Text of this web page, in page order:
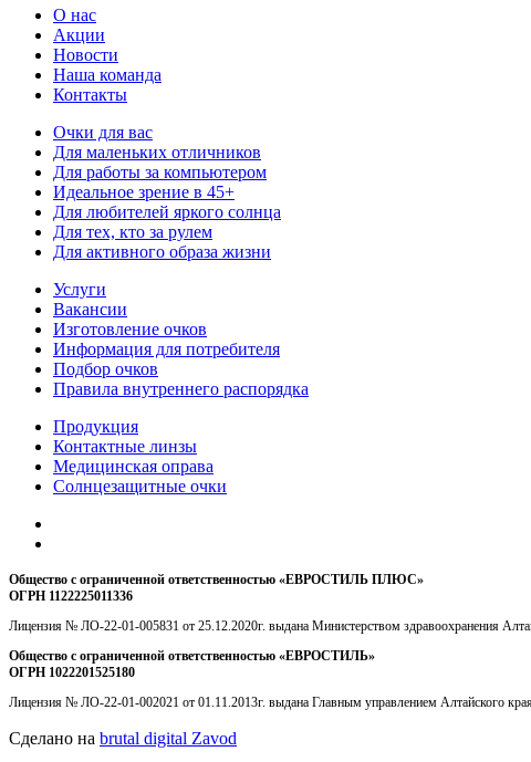
О нас
Акции
Новости
Наша команда
Контакты
Очки для вас
Для маленьких отличников
Для работы за компьютером
Идеальное зрение в 45+
Для любителей яркого солнца
Для тех, кто за рулем
Для активного образа жизни
Услуги
Вакансии
Изготовление очков
Информация для потребителя
Подбор очков
Правила внутреннего распорядка
Продукция
Контактные линзы
Медицинская оправа
Солнцезащитные очки
Общество с ограниченной ответственностью «ЕВРОСТИЛЬ ПЛЮС»
ОГРН 1122225011336
Лицензия № ЛО-22-01-005831 от 25.12.2020г. выдана Министерством здравоохранения
Общество с ограниченной ответственностью «ЕВРОСТИЛЬ»
ОГРН 1022201525180
Лицензия № ЛО-22-01-002021 от 01.11.2013г. выдана Главным управлением Алтайского
Сделано на brutal digital Zavod